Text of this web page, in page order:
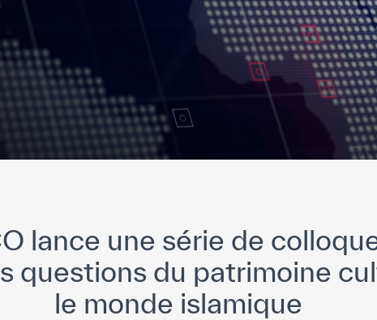
Politique de confidentialité Politique et procédure
lance une série de
questions du patrimoine
le monde islamique